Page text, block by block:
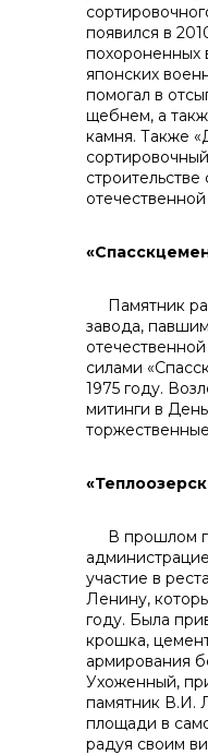
появился в
похороненных
японских
помогал в
щебнем, а
камня. Также
Памятник
завода,
силами
1975 году.
митинги в
В прошлом
участие в
Ленину,
году. Была
крошка,
армирования
Ухоженный,
памятник В.И.
площади в
радуя своим